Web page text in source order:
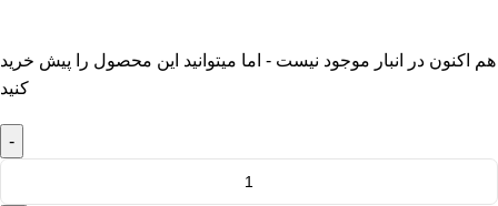
هم اکنون در انبار موجود نیست - اما میتوانید این محصول را پیش خرید
کنید